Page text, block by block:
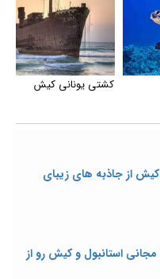
کشتی یونانی کیش
از جاذبه های زیبای
استانبول و کیش رو از